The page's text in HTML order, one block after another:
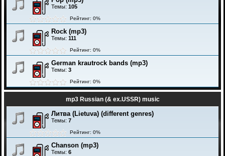
Темы: 105
Рейтинг: 0%
Rock (mp3)
Темы: 111
Рейтинг: 0%
German krautrock bands (mp3)
Темы: 3
Рейтинг: 0%
mp3 Russian (& ex.USSR) music
Литва (Lietuva) (different genres)
Темы: 7
Рейтинг: 0%
Chanson (mp3)
Темы: 6